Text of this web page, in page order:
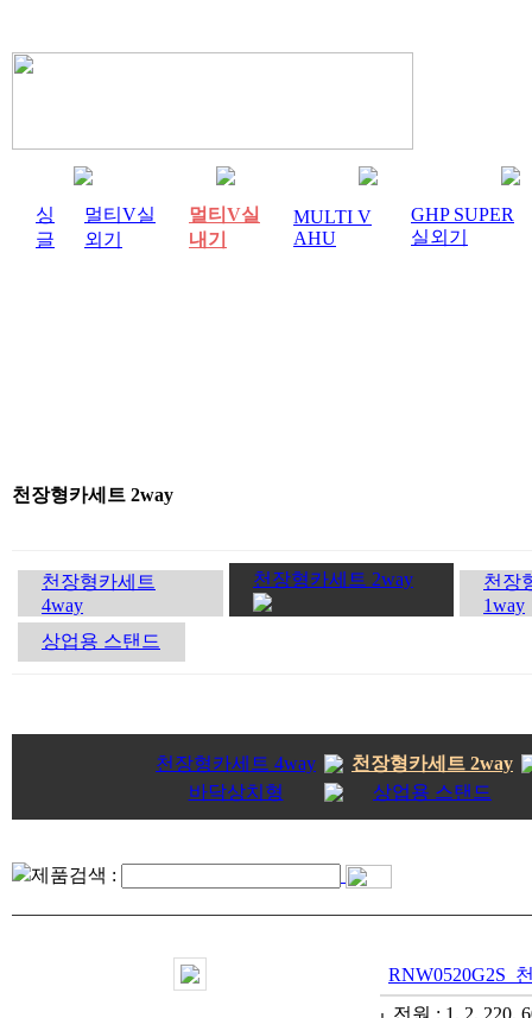
싱
글
멀티V실
외기
멀티V실
내기
MULTI V
AHU
GHP SUPER
실외기
천장형카세트 2way
천장형카세트
4way
천장형카세트 2way
천장
1way
상업용 스탠드
천장형카세트 4way
천장형카세트 2way
바닥상치형
상업용 스탠드
제품검색 :
RNW0520G2S_
전원 : 1, 2, 220,